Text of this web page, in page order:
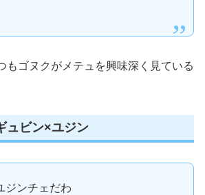
もゴヌクがメテュを興味深く見ている
ビン×ユジン
ジンチェだわ